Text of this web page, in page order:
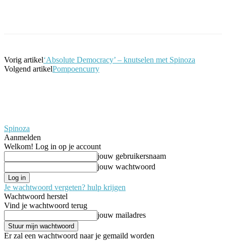
Vorig artikel‘Absolute Democracy’ – knutselen met Spinoza
Volgend artikelPompoencurry
Spinoza
Aanmelden
Welkom! Log in op je account
jouw gebruikersnaam
jouw wachtwoord
Je wachtwoord vergeten? hulp krijgen
Wachtwoord herstel
Vind je wachtwoord terug
jouw mailadres
Er zal een wachtwoord naar je gemaild worden